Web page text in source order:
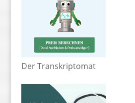
Der Transkriptomat